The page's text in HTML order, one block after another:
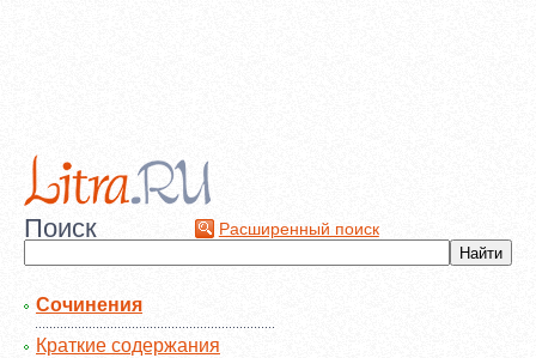
Поиск Расширенный поиск
Сочинения
Краткие содержания